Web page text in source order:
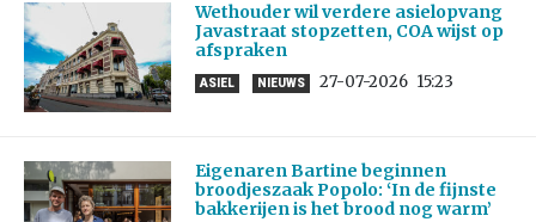
Wethouder wil verdere asielopvang
Javastraat stopzetten, COA wijst op
afspraken
ASIEL NIEUWS 27-07-2026 15:23
Eigenaren Bartine beginnen
broodjeszaak Popolo: ‘In de fijnste
bakkerijen is het brood nog warm’